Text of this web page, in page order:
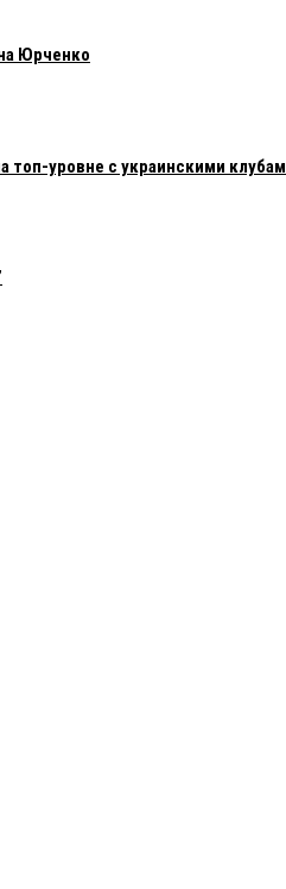
Юрченко
топ-уровне с украинскими